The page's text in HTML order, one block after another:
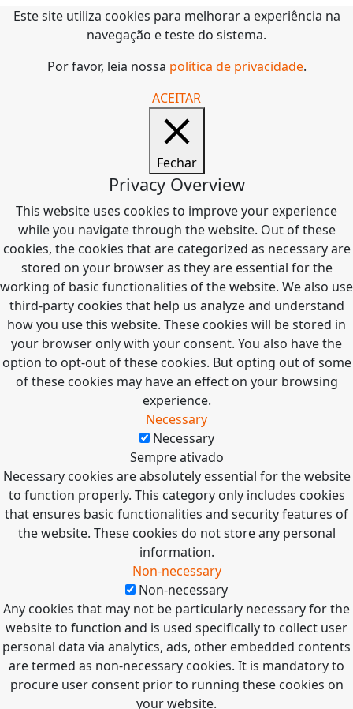
Este site utiliza cookies para melhorar a experiência na
navegação e teste do sistema.
Por favor, leia nossa política de privacidade.
ACEITAR
Fechar
Privacy Overview
This website uses cookies to improve your experience
while you navigate through the website. Out of these
cookies, the cookies that are categorized as necessary are
stored on your browser as they are essential for the
working of basic functionalities of the website. We also use
third-party cookies that help us analyze and understand
how you use this website. These cookies will be stored in
your browser only with your consent. You also have the
option to opt-out of these cookies. But opting out of some
of these cookies may have an effect on your browsing
experience.
Necessary
Necessary
Sempre ativado
Necessary cookies are absolutely essential for the website
to function properly. This category only includes cookies
that ensures basic functionalities and security features of
the website. These cookies do not store any personal
information.
Non-necessary
Non-necessary
Any cookies that may not be particularly necessary for the
website to function and is used specifically to collect user
personal data via analytics, ads, other embedded contents
are termed as non-necessary cookies. It is mandatory to
procure user consent prior to running these cookies on
your website.